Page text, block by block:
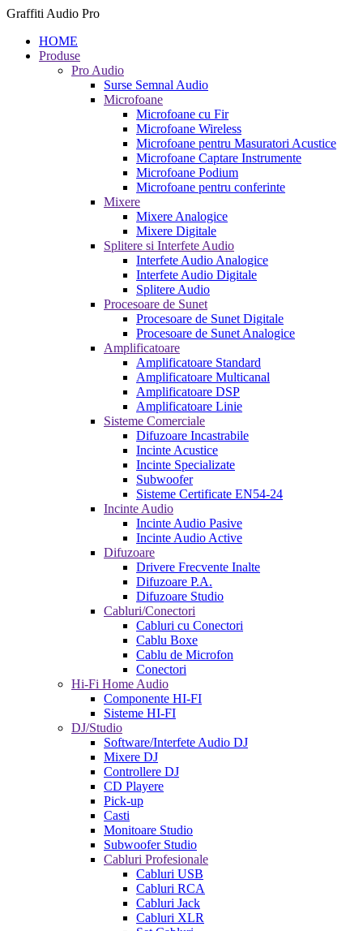
Graffiti Audio Pro
HOME
Produse
Pro Audio
Surse Semnal Audio
Microfoane
Microfoane cu Fir
Microfoane Wireless
Microfoane pentru Masuratori Acustice
Microfoane Captare Instrumente
Microfoane Podium
Microfoane pentru conferinte
Mixere
Mixere Analogice
Mixere Digitale
Splitere si Interfete Audio
Interfete Audio Analogice
Interfete Audio Digitale
Splitere Audio
Procesoare de Sunet
Procesoare de Sunet Digitale
Procesoare de Sunet Analogice
Amplificatoare
Amplificatoare Standard
Amplificatoare Multicanal
Amplificatoare DSP
Amplificatoare Linie
Sisteme Comerciale
Difuzoare Incastrabile
Incinte Acustice
Incinte Specializate
Subwoofer
Sisteme Certificate EN54-24
Incinte Audio
Incinte Audio Pasive
Incinte Audio Active
Difuzoare
Drivere Frecvente Inalte
Difuzoare P.A.
Difuzoare Studio
Cabluri/Conectori
Cabluri cu Conectori
Cablu Boxe
Cablu de Microfon
Conectori
Hi-Fi Home Audio
Componente HI-FI
Sisteme HI-FI
DJ/Studio
Software/Interfete Audio DJ
Mixere DJ
Controllere DJ
CD Playere
Pick-up
Casti
Monitoare Studio
Subwoofer Studio
Cabluri Profesionale
Cabluri USB
Cabluri RCA
Cabluri Jack
Cabluri XLR